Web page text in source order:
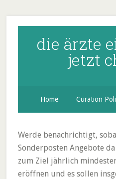
die ärzte
jetzt
Home Curation
Werde benachrichtigt,
Sonderposten Angebote
zum Ziel jährlich
eröffnen und es sollen